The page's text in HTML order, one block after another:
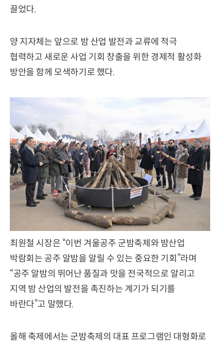
끌었다.
양 지자체는 앞으로 밤 산업 발전과 교류에 적극
협력하고 새로운 사업 기회 창출을 위한 경제적 활성화
방안을 함께 모색하기로 했다.
최원철 시장은 “이번 겨울공주 군밤축제와 밤산업
박람회는 공주 알밤을 알릴 수 있는 중요한 기회”라며
“공주 알밤의 뛰어난 품질과 맛을 전국적으로 알리고
지역 밤 산업의 발전을 촉진하는 계기가 되기를
바란다”고 말했다.
올해 축제에서는 군밤축제의 대표 프로그램인 대형화로